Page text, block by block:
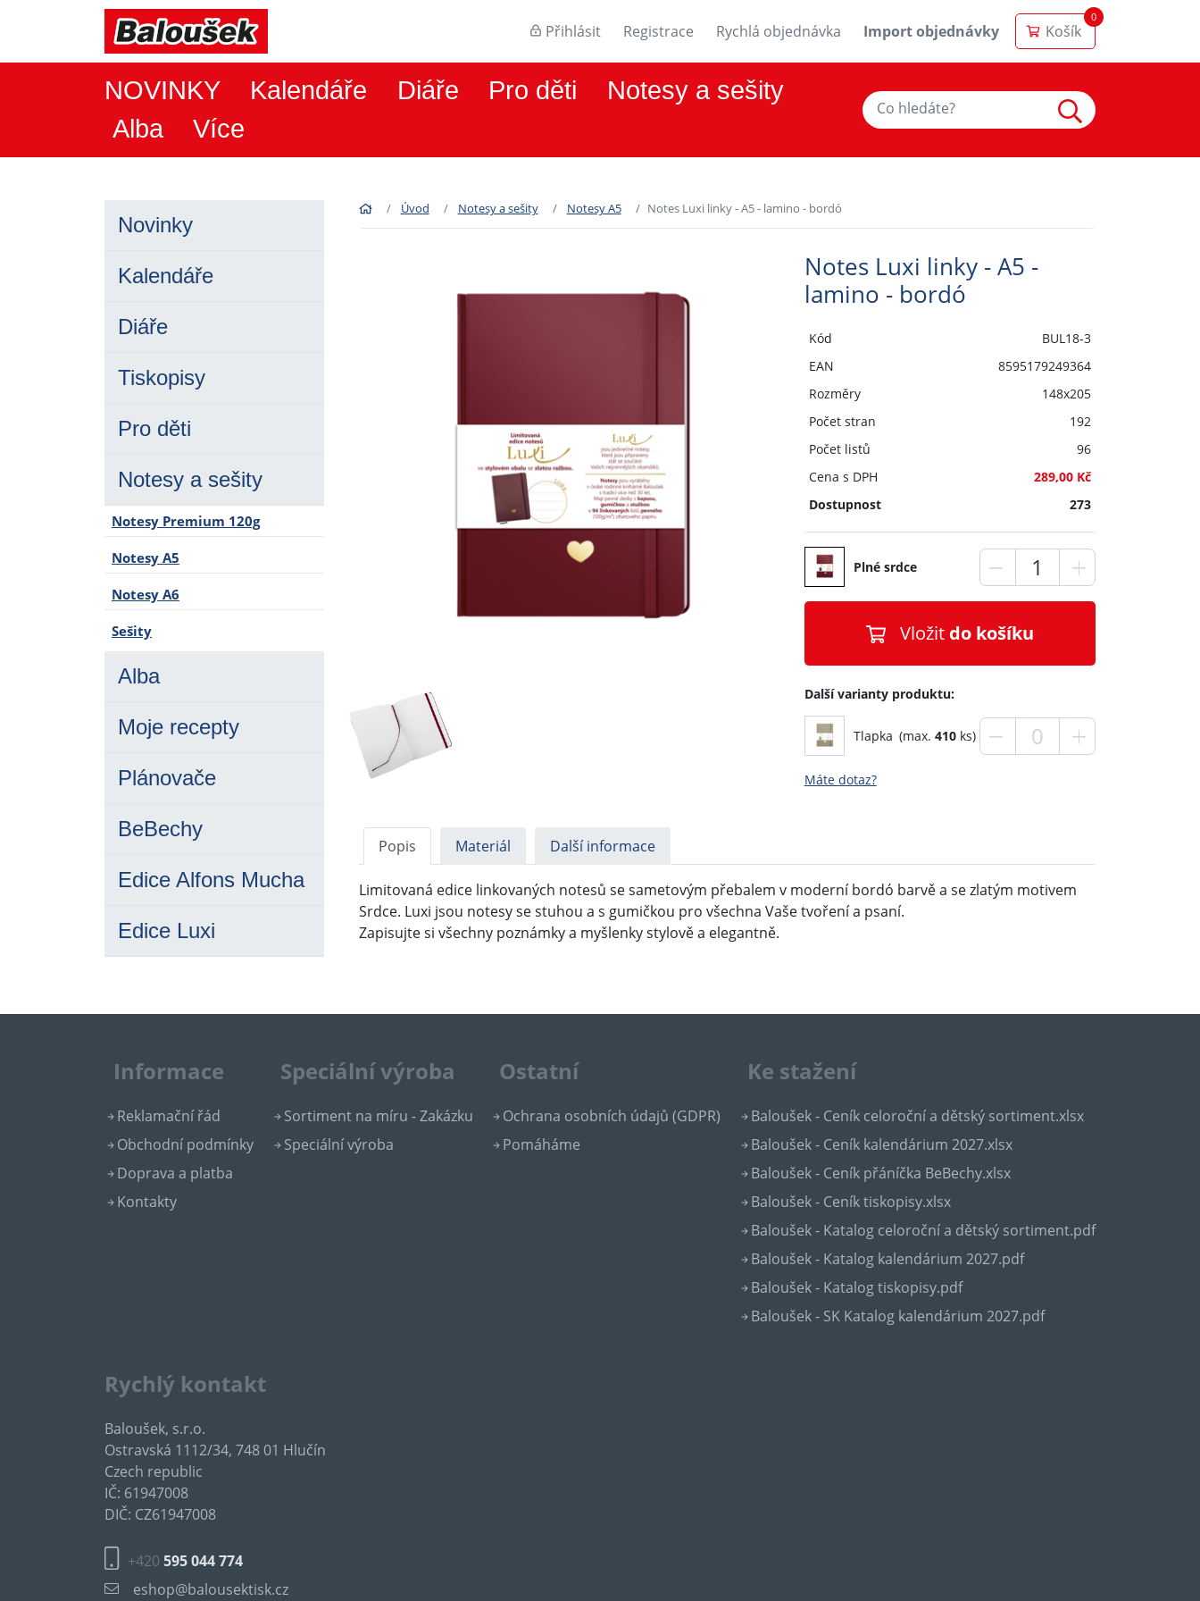
Přihlásit Registrace Rychlá objednávka Import objednávky Košík
0
NOVINKY Kalendáře Diáře Pro děti
Notesy a sešity
Alba
Více
Novinky
Kalendáře
Diáře
Tiskopisy
Pro děti
Notesy a sešity
Notesy Premium 120g
Notesy A5
Notesy A6
Sešity
Alba
Moje recepty
Plánovače
BeBechy
Edice Alfons Mucha
Edice Luxi
Úvod Notesy a sešity Notesy A5 Notes Luxi linky - A5 - lamino - bordó
Notes Luxi linky - A5 -
lamino - bordó
Kód
BUL18-3
EAN
8595179249364
Rozměry
148x205
Počet stran
192
Počet listů
96
Cena s DPH
289,00 Kč
Dostupnost
273
Plné srdce
Vložit do košíku
Další varianty produktu:
Tlapka (max. 410ks)
Máte dotaz?
Popis Materiál Další informace
Limitovaná edice linkovaných notesů se sametovým přebalem v moderní bordó barvě a se zlatým motivem
Srdce. Luxi jsou notesy se stuhou a s gumičkou pro všechna Vaše tvoření a psaní.
Zapisujte si všechny poznámky a myšlenky stylově a elegantně.
Informace
Reklamační řád
Obchodní podmínky
Doprava a platba
Kontakty
Speciální výroba
Sortiment na míru - Zakázku
Speciální výroba
Ostatní
Ochrana osobních údajů (GDPR)
Pomáháme
Ke stažení
Baloušek - Ceník celoroční a dětský sortiment.xlsx
Baloušek - Ceník kalendárium 2027.xlsx
Baloušek - Ceník přáníčka BeBechy.xlsx
Baloušek - Ceník tiskopisy.xlsx
Baloušek - Katalog celoroční a dětský sortiment.pdf
Baloušek - Katalog kalendárium 2027.pdf
Baloušek - Katalog tiskopisy.pdf
Baloušek - SK Katalog kalendárium 2027.pdf
Rychlý kontakt
Baloušek, s.r.o.
Ostravská 1112/34, 748 01 Hlučín
Czech republic
IČ: 61947008
DIČ: CZ61947008
+420 595 044 774
eshop@balousektisk.cz